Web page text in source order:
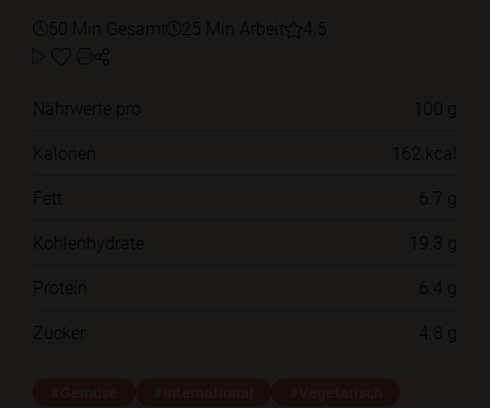
50 Min Gesamt 25 Min Arbeit 4.5
Nährwerte pro
100 g
Kalorien
162 kcal
Fett
6.7 g
Kohlenhydrate
19.3 g
Protein
6.4 g
Zucker
4.8 g